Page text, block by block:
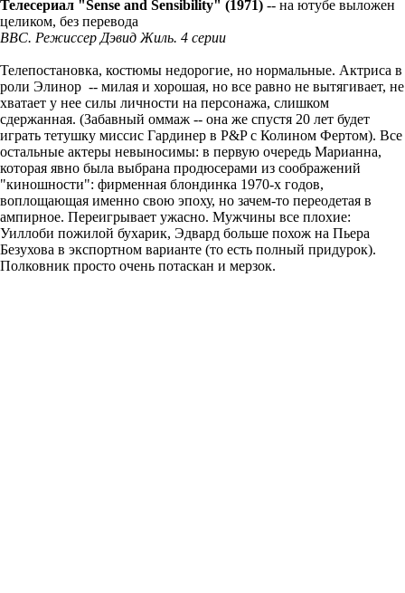
Телесериал "Sense and Sensibility" (1971) -- на ютубе выложен
целиком, без перевода
BBC. Режиссер Дэвид Жиль. 4 серии
Телепостановка, костюмы недорогие, но нормальные. Актриса в
роли Элинор -- милая и хорошая, но все равно не вытягивает, не
хватает у нее силы личности на персонажа, слишком
сдержанная. (Забавный оммаж -- она же спустя 20 лет будет
играть тетушку миссис Гардинер в P&P с Колином Фертом). Все
остальные актеры невыносимы: в первую очередь Марианна,
которая явно была выбрана продюсерами из соображений
"киношности": фирменная блондинка 1970-х годов,
воплощающая именно свою эпоху, но зачем-то переодетая в
ампирное. Переигрывает ужасно. Мужчины все плохие:
Уиллоби пожилой бухарик, Эдвард больше похож на Пьера
Безухова в экспортном варианте (то есть полный придурок).
Полковник просто очень потаскан и мерзок.